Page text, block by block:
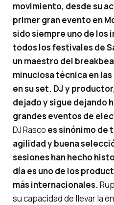
movimiento, desde su
primer gran evento en
sido siempre uno de los
todos los festivales de
un maestro del
minuciosa técnica en
en su set. DJ y
dejado y sigue dejando
grandes eventos de
DJ Rasco es sinónimo de
agilidad y buena
sesiones han hecho
día es uno de los
más internacionales.
su capacidad de llevar la